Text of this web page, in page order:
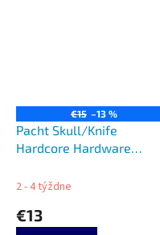
€15 –13 %
Pacht Skull/Knife
Hardcore Hardware
2 - 4 týždne
€13